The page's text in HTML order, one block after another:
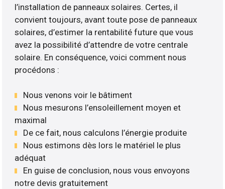
l’installation de panneaux solaires. Certes, il
convient toujours, avant toute pose de panneaux
solaires, d’estimer la rentabilité future que vous
avez la possibilité d’attendre de votre centrale
solaire. En conséquence, voici comment nous
procédons :
Nous venons voir le bâtiment
Nous mesurons l’ensoleillement moyen et
maximal
De ce fait, nous calculons l’énergie produite
Nous estimons dès lors le matériel le plus
adéquat
En guise de conclusion, nous vous envoyons
notre devis gratuitement